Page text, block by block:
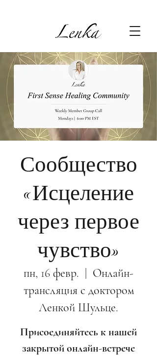
Сообщество
«Исцеление
через первое
чувство»
пн, 16 февр.
Онлайн-
трансляция с доктором
Ленкой Шульце.
Присоединяйтесь к нашей
закрытой онлайн-встрече